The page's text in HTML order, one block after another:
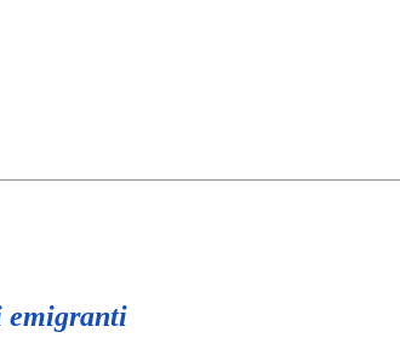
emigranti